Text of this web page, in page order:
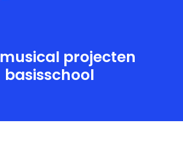
musical projecten
basisschool